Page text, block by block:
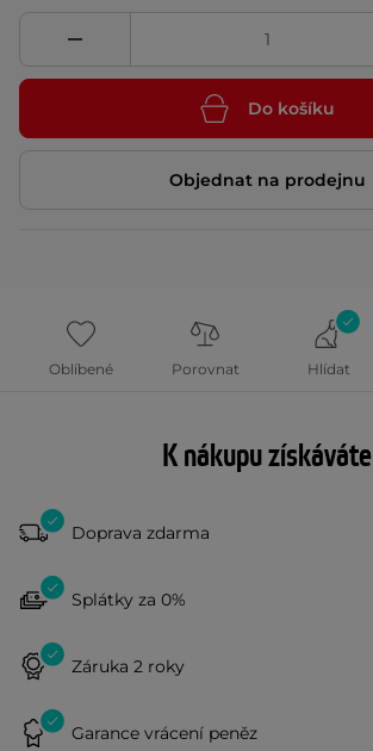
Do košíku
Objednat na prodejnu
Oblíbené Porovnat Hlídat
K nákupu získáváte
Doprava zdarma
Splátky za 0%
Záruka 2 roky
Garance vrácení peněz